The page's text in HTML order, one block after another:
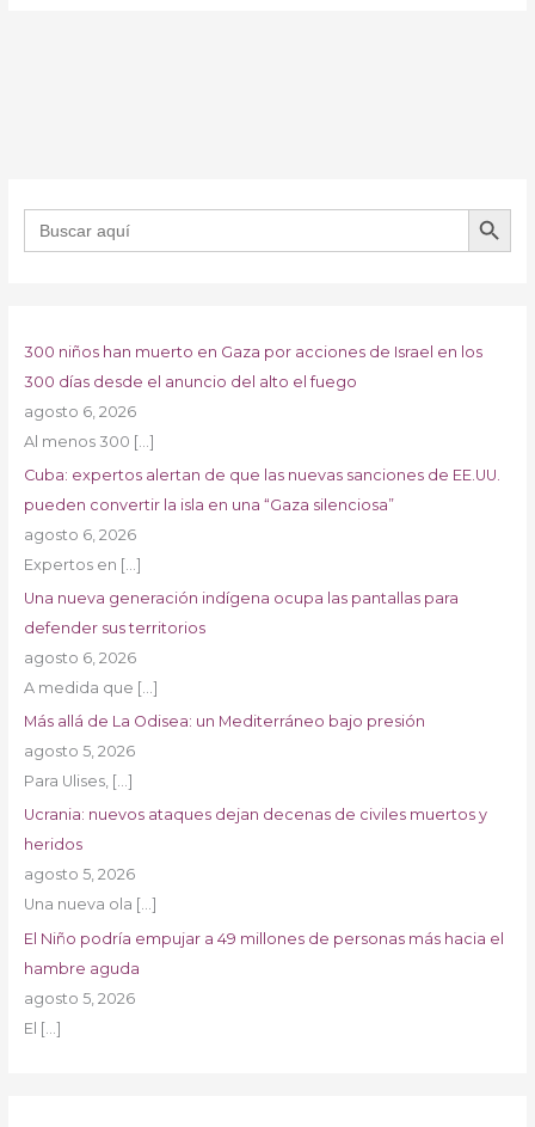
Buscar: BOTÓN DE
300 niños han muerto en Gaza por acciones de Israel en los
300 días desde el anuncio del alto el fuego
agosto 6, 2026
Al menos 300 […]
Cuba: expertos alertan de que las nuevas sanciones de EE.UU.
pueden convertir la isla en una “Gaza silenciosa”
agosto 6, 2026
Expertos en […]
Una nueva generación indígena ocupa las pantallas para
defender sus territorios
agosto 6, 2026
A medida que […]
Más allá de La Odisea: un Mediterráneo bajo presión
agosto 5, 2026
Para Ulises, […]
Ucrania: nuevos ataques dejan decenas de civiles muertos y
heridos
agosto 5, 2026
Una nueva ola […]
El Niño podría empujar a 49 millones de personas más hacia el
hambre aguda
agosto 5, 2026
El […]